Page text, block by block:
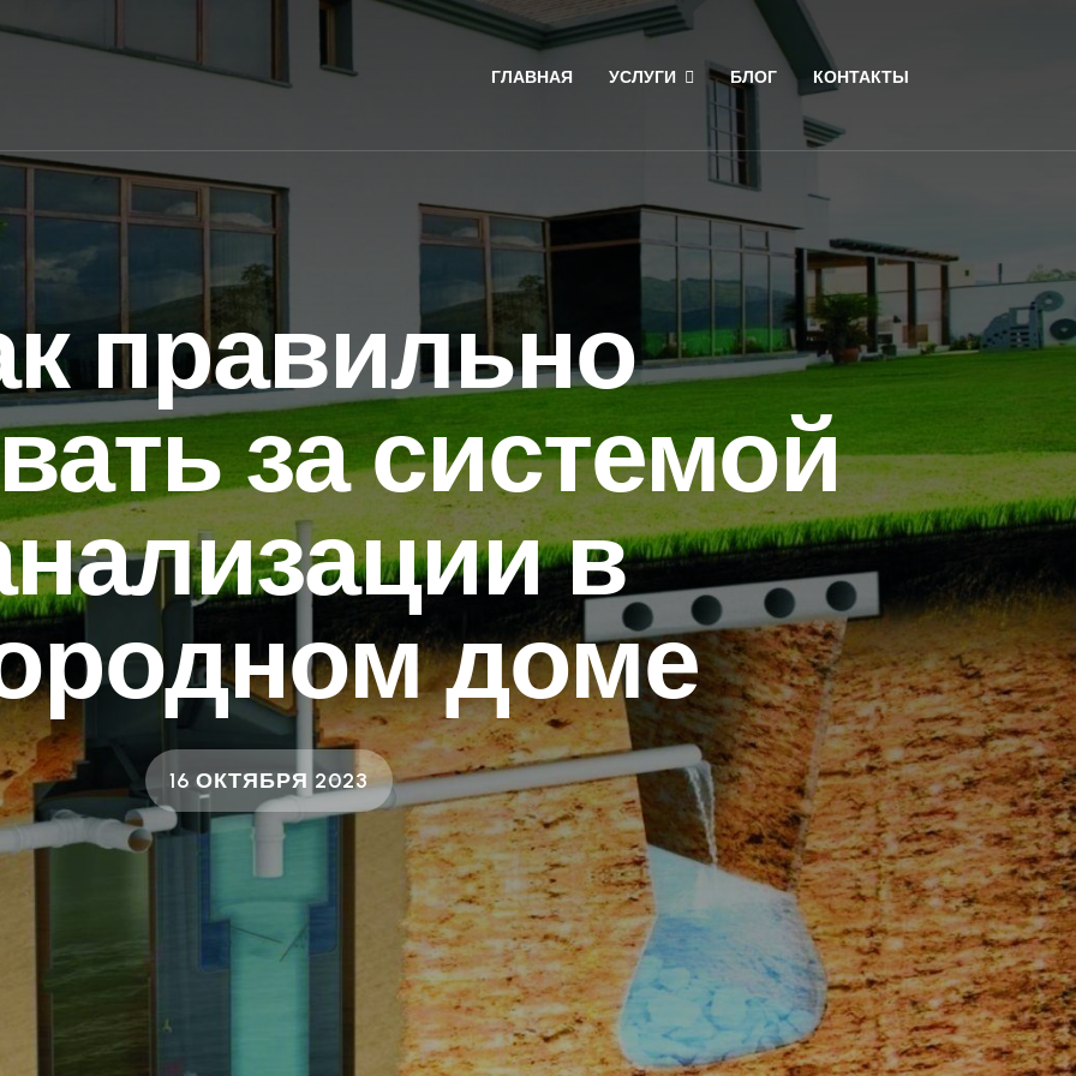
ГЛАВНАЯ УСЛУГИ БЛОГ КОНТАКТЫ
правильно
за системой
в
доме
16 ОКТЯБРЯ 2023